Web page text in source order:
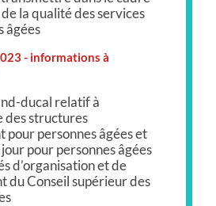
la qualité des services
âgées
- informations à
ducal relatif à
des structures
pour personnes âgées et
pour personnes âgées
d’organisation et de
du Conseil supérieur des